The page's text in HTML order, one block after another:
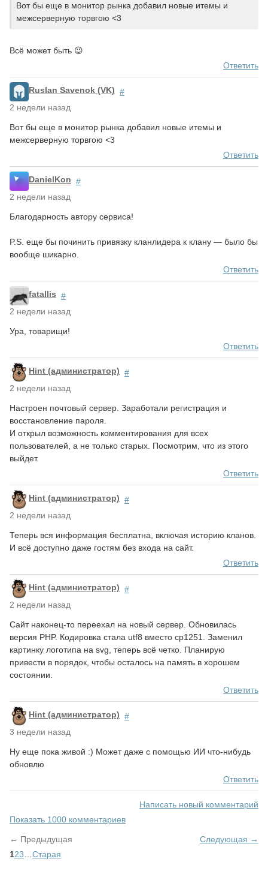
Вот бы еще в монитор рынка добавил новые итемы и
межсерверную торвгою <3
Всё может быть 😉
Ответить
Ruslan Savenok (VK) #
2 недели назад
Вот бы еще в монитор рынка добавил новые итемы и
межсерверную торвгою <3
Ответить
DanielKon #
2 недели назад
Благодарность автору сервиса!
P.S. еще бы починить привязку кланлидера к клану — было бы
вообще шикарно.
Ответить
fatallis #
2 недели назад
Ура, товарищи!
Ответить
Hint (администратор) #
2 недели назад
Настроен почтовый сервер. Заработали регистрация и
восстановление пароля.
И открыл возможность комментирования для всех
пользователей, а не только старых. Посмотрим, что из этого
выйдет.
Ответить
Hint (администратор) #
2 недели назад
Теперь вся информация бесплатна, включая историю кланов.
И всё доступно даже гостям без входа на сайт.
Ответить
Hint (администратор) #
2 недели назад
Сайт наконец-то переехал на новый сервер. Обновилась
версия PHP. Кодировка стала utf8 вместо cp1251. Заменил
картинку логотипа на svg, теперь всё четко. Планирую
привести в порядок, чтобы осталось на память в хорошем
состоянии.
Ответить
Hint (администратор) #
3 недели назад
Ну еще пока живой :) Может даже с помощью ИИ что-нибудь
обновлю
Ответить
Написать новый комментарий
Показать 1000 комментариев
← Предыдущая
Следующая →
1 23 Старая